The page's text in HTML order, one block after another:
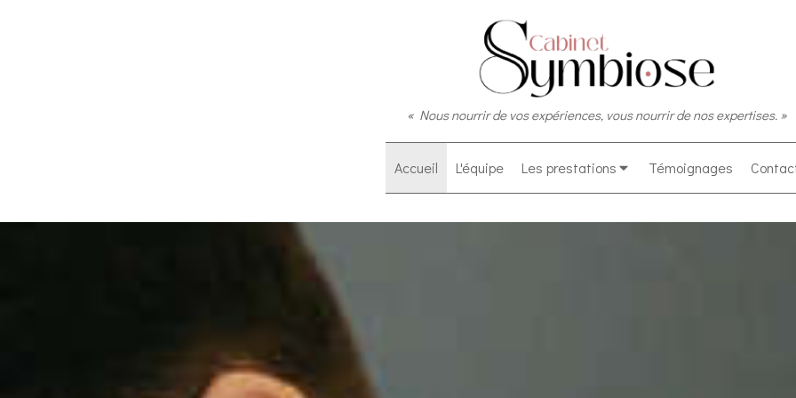
« Nous nourrir de vos expériences, vous nourrir de nos expertises. »
Accueil L'équipe Les prestations Témoignages